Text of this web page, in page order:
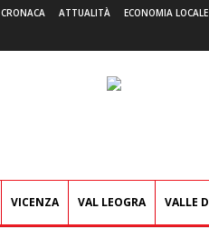
CRONACA ATTUALITÀ ECONOMIA LOCALE
VICENZA VAL LEOGRA VALLE